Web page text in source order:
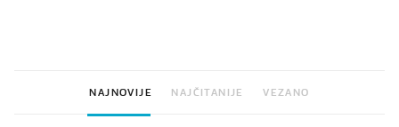
NAJNOVIJE NAJČITANIJE VEZANO